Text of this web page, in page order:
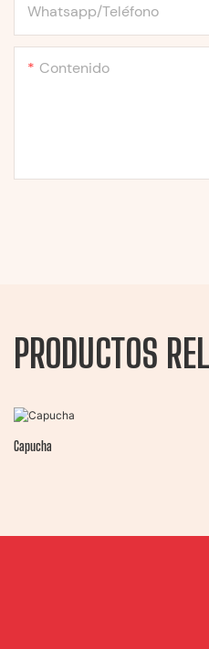
Whatsapp/Teléfono
Contenido
PRODUCTOS
Capucha